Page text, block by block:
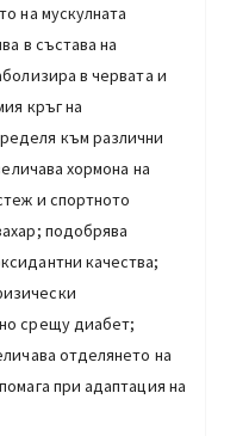
на мускулната
в състава на
в червата и
кръг на
към различни
хормона на
и спортното
подобрява
качества;
срещу диабет;
отделянето на
при адаптация на